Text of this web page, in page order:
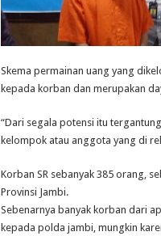
Skema permainan uang yang
kepada korban dan merupakan
“Dari segala potensi itu
kelompok atau anggota yang di
Korban SR sebanyak 385 orang,
Provinsi Jambi.
Sebenarnya banyak korban dari
kepada polda jambi, mungkin